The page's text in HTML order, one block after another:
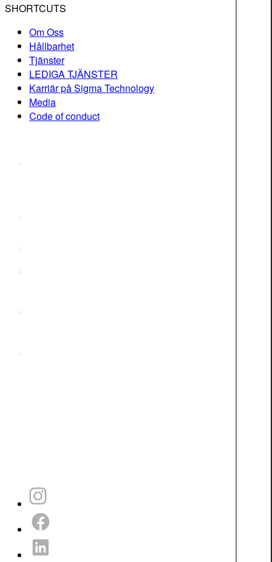
SHORTCUTS
Om Oss
Hållbarhet
Tjänster
LEDIGA TJÄNSTER
Karriär på Sigma Technology
Media
Code of conduct